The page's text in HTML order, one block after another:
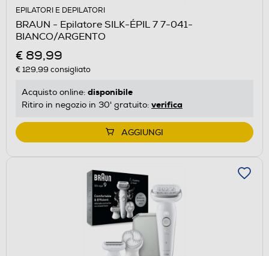
EPILATORI E DEPILATORI
BRAUN - Epilatore SILK-ÉPIL 7 7-041-
BIANCO/ARGENTO
€ 89,99
€ 129,99 consigliato
Acquisto online: disponibile
Ritiro in negozio in 30' gratuito: verifica
AGGIUNGI